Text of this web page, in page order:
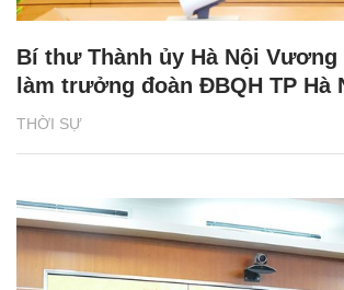
THỜI SỰ
Bí thư Thành ủy Hà Nội
làm trưởng đoàn ĐBQH TP Hà